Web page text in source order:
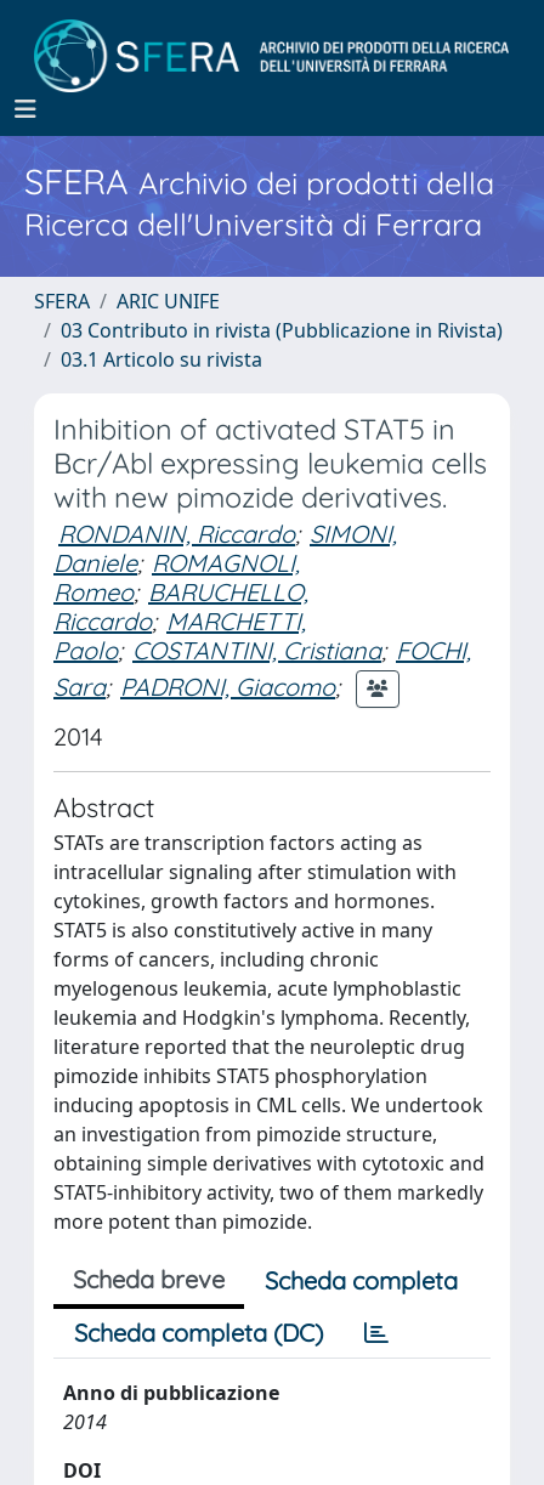
SFERA Archivio dei prodotti della
Ricerca dell'Università di Ferrara
SFERA
ARIC UNIFE
03 Contributo in rivista (Pubblicazione in Rivista)
03.1 Articolo su rivista
Inhibition of activated STAT5 in
Bcr/Abl expressing leukemia cells
with new pimozide derivatives.
RONDANIN, Riccardo; SIMONI,
Daniele; ROMAGNOLI,
Romeo; BARUCHELLO,
Riccardo; MARCHETTI,
Paolo; COSTANTINI, Cristiana; FOCHI,
Sara; PADRONI, Giacomo;
2014
Abstract
STATs are transcription factors acting as
intracellular signaling after stimulation with
cytokines, growth factors and hormones.
STAT5 is also constitutively active in many
forms of cancers, including chronic
myelogenous leukemia, acute lymphoblastic
leukemia and Hodgkin's lymphoma. Recently,
literature reported that the neuroleptic drug
pimozide inhibits STAT5 phosphorylation
inducing apoptosis in CML cells. We undertook
an investigation from pimozide structure,
obtaining simple derivatives with cytotoxic and
STAT5-inhibitory activity, two of them markedly
more potent than pimozide.
Scheda breve
Scheda completa
Scheda completa (DC)
Anno di pubblicazione
2014
DOI